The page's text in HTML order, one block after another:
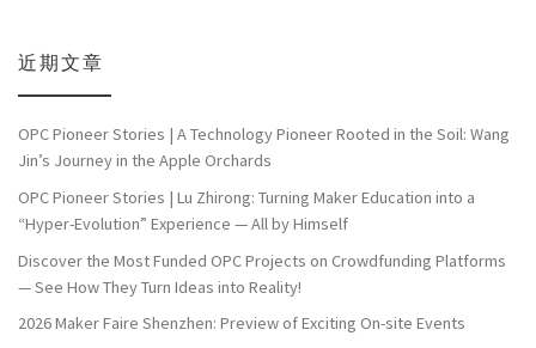
近期文章
OPC Pioneer Stories | A Technology Pioneer Rooted in the Soil: Wang
Jin’s Journey in the Apple Orchards
OPC Pioneer Stories | Lu Zhirong: Turning Maker Education into a
“Hyper-Evolution” Experience — All by Himself
Discover the Most Funded OPC Projects on Crowdfunding Platforms
— See How They Turn Ideas into Reality!
2026 Maker Faire Shenzhen: Preview of Exciting On-site Events